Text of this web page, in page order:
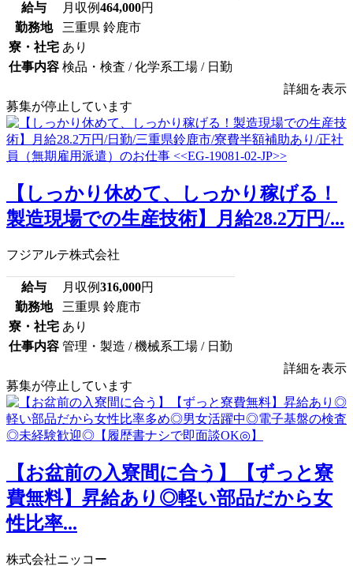
給与 月収例464,000円
勤務地
三重県 鈴鹿市
寮・社宅 あり
仕事内容 検品・検査 / 化学系工場 / 日勤
詳細を表示
募集が停止しています
【しっかり休めて、しっかり稼げる！
製造現場での生産技術】月給28.2万円/...
フジアルテ株式会社
給与 月収例316,000円
勤務地
三重県 鈴鹿市
寮・社宅 あり
仕事内容 管理・製造 / 機械系工場 / 日勤
詳細を表示
募集が停止しています
【お盆前の入寮間に合う】【ずっと寮
費無料】昇給あり◎軽い部品だから女
性比率...
株式会社ニッコー